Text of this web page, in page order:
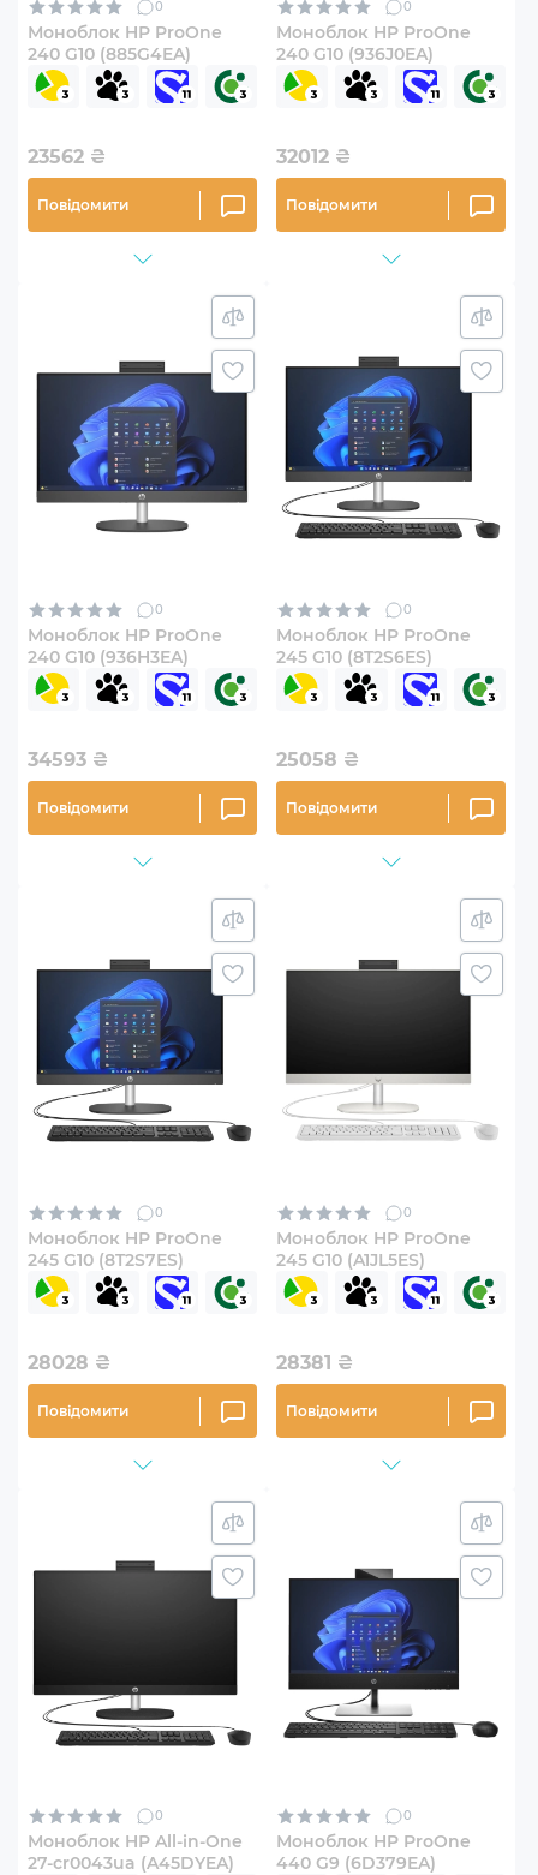
0
Моноблок HP ProOne
240 G10 (885G4EA)
23562 ₴
Повідомити
0
Моноблок HP ProOne
240 G10 (936J0EA)
32012 ₴
Повідомити
0
Моноблок HP ProOne
240 G10 (936H3EA)
34593 ₴
Повідомити
0
Моноблок HP ProOne
245 G10 (8T2S6ES)
25058 ₴
Повідомити
0
Моноблок HP ProOne
245 G10 (8T2S7ES)
28028 ₴
Повідомити
0
Моноблок HP ProOne
245 G10 (A1JL5ES)
28381 ₴
Повідомити
0
Моноблок HP All-in-One
27-cr0043ua (A45DYEA)
0
Моноблок HP ProOne
440 G9 (6D379EA)